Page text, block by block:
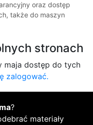
oraz dostęp
także do maszyn
stronach
maja dostęp do tych
zalogować.
?
materiały